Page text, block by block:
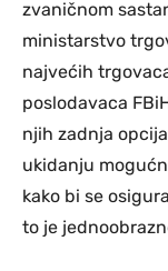
zvaničnom
ministarstvo
najvećih
poslodavaca
njih zadnja
ukidanju
kako bi se
to je